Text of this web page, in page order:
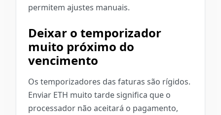
permitem ajustes manuais.
Deixar o temporizador
muito próximo do
vencimento
Os temporizadores das faturas são rígidos.
Enviar ETH muito tarde significa que o
processador não aceitará o pagamento,